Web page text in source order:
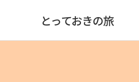
とっておきの旅